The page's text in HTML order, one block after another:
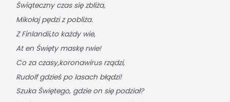
Świąteczny czas się zbliża,
Mikołaj pędzi z pobliża.
Z Finlandii,to każdy wie,
At en Święty maskę rwie!
Co za czasy,koronawirus rządzi,
Rudolf gdzieś po lasach błądzi!
Szuka Świętego, gdzie on się podział?